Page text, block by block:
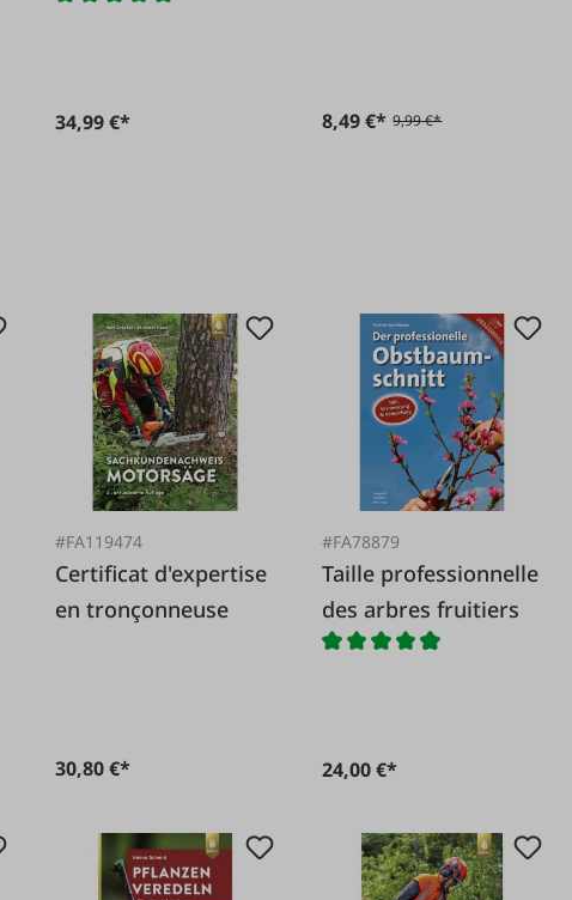
34,99 €* 8,49 €* 9,99 €*
#FA119474
Certificat d'expertise
en tronçonneuse
30,80 €*
#FA78879
Taille professionnelle
des arbres fruitiers
24,00 €*